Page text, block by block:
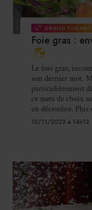
GRAND FORMAT
Foie gras :
Le foie gras,
son dernier mot.
particulièrement
ce mets de choix
en décembre. Plus
10/11/2023 à 14h13